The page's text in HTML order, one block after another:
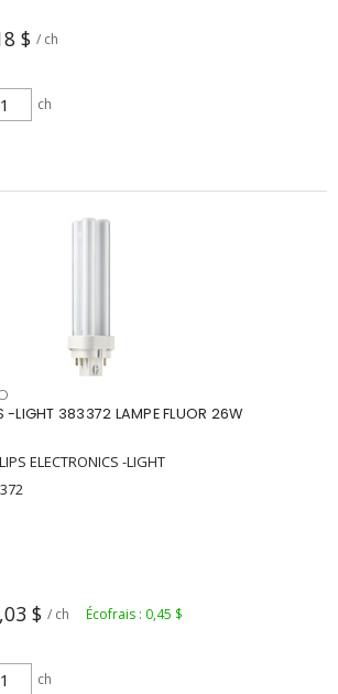
$ / ch
ch
-LIGHT 383372 LAMPE FLUOR 26W
ELECTRONICS -LIGHT
$ / ch Écofrais : 0,45 $
ch